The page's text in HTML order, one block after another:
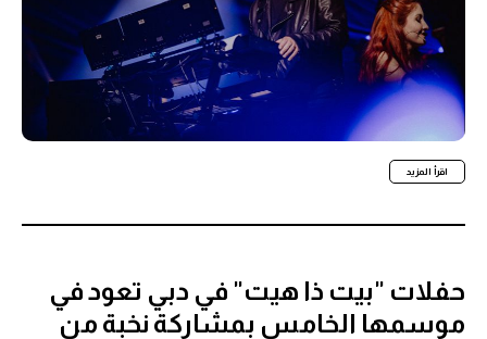
اقرأ المزيد
حفلات "بيت ذا هيت" في دبي تعود في
موسمها الخامس بمشاركة نخبة من